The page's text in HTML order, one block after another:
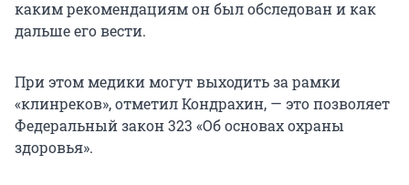
каким рекомендациям он был обследован и как
дальше его вести.
При этом медики могут выходить за рамки
«клинреков», отметил Кондрахин, — это позволяет
Федеральный закон 323 «Об основах охраны
здоровья».